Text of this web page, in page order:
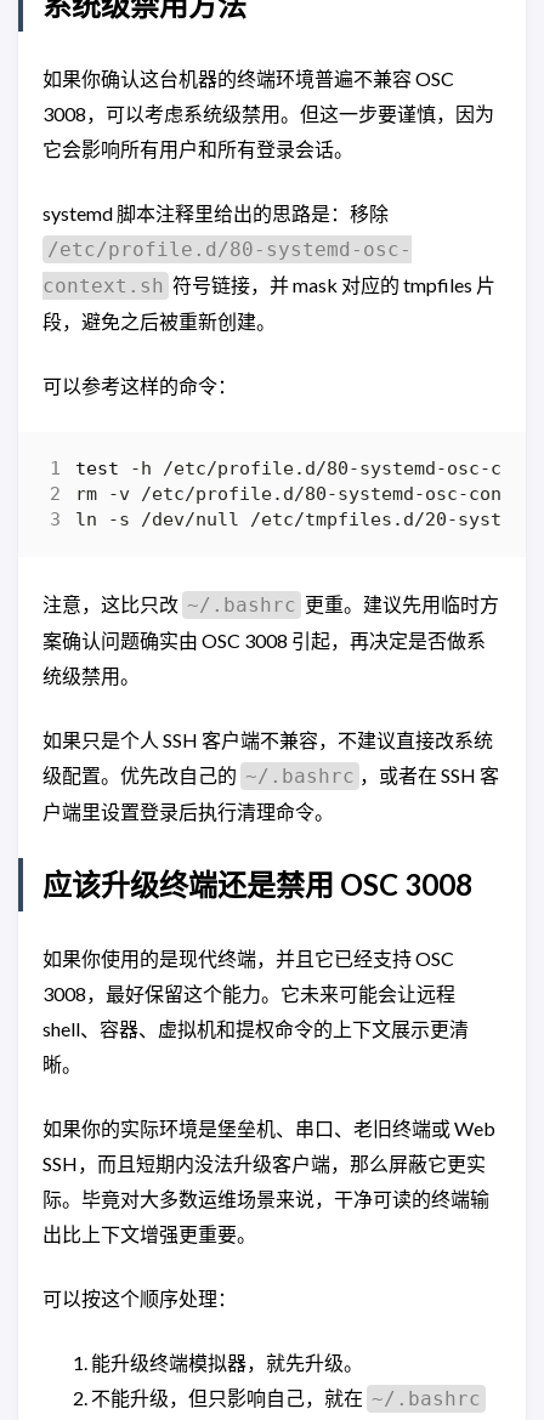
如果你确认这台机器的终端环境普遍不兼容 OSC
3008，可以考虑系统级禁用。但这一步要谨慎，因为
它会影响所有用户和所有登录会话。
systemd 脚本注释里给出的思路是：移除
/etc/profile.d/80-systemd-osc-
context.sh 符号链接，并 mask 对应的 tmpfiles 片
段，避免之后被重新创建。
可以参考这样的命令：
test -h /etc/profile.d/80-systemd-osc-
rm -v /etc/profile.d/80-systemd-osc-
注意，这比只改 ~/.bashrc 更重。建议先用临时方
案确认问题确实由 OSC 3008 引起，再决定是否做系
统级禁用。
如果只是个人 SSH 客户端不兼容，不建议直接改系统
级配置。优先改自己的 ~/.bashrc ，或者在 SSH 客
户端里设置登录后执行清理命令。
应该升级终端还是禁用 OSC 3008
如果你使用的是现代终端，并且它已经支持 OSC
3008，最好保留这个能力。它未来可能会让远程
shell、容器、虚拟机和提权命令的上下文展示更清
晰。
如果你的实际环境是堡垒机、串口、老旧终端或 Web
SSH，而且短期内没法升级客户端，那么屏蔽它更实
际。毕竟对大多数运维场景来说，干净可读的终端输
出比上下文增强更重要。
可以按这个顺序处理：
能升级终端模拟器，就先升级。
不能升级，但只影响自己，就在 ~/.bashrc